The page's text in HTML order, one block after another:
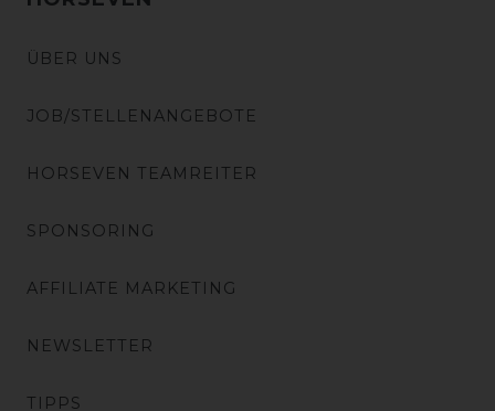
ÜBER UNS
JOB/STELLENANGEBOTE
HORSEVEN TEAMREITER
SPONSORING
AFFILIATE MARKETING
NEWSLETTER
TIPPS